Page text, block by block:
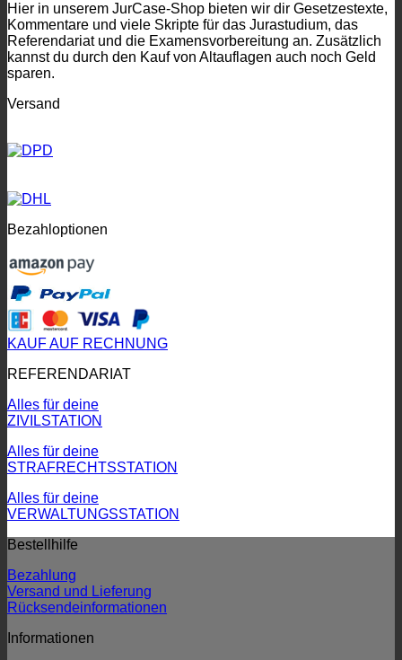
Hier in unserem JurCase-Shop bieten wir dir Gesetzestexte,
Kommentare und viele Skripte für das Jurastudium, das
Referendariat und die Examensvorbereitung an. Zusätzlich
kannst du durch den Kauf von Altauflagen auch noch Geld
sparen.
Versand
Bezahloptionen
KAUF AUF RECHNUNG
REFERENDARIAT
Alles für deine
ZIVILSTATION
Alles für deine
STRAFRECHTSSTATION
Alles für deine
VERWALTUNGSSTATION
Bestellhilfe
Bezahlung
Versand und Lieferung
Rücksendeinformationen
Informationen